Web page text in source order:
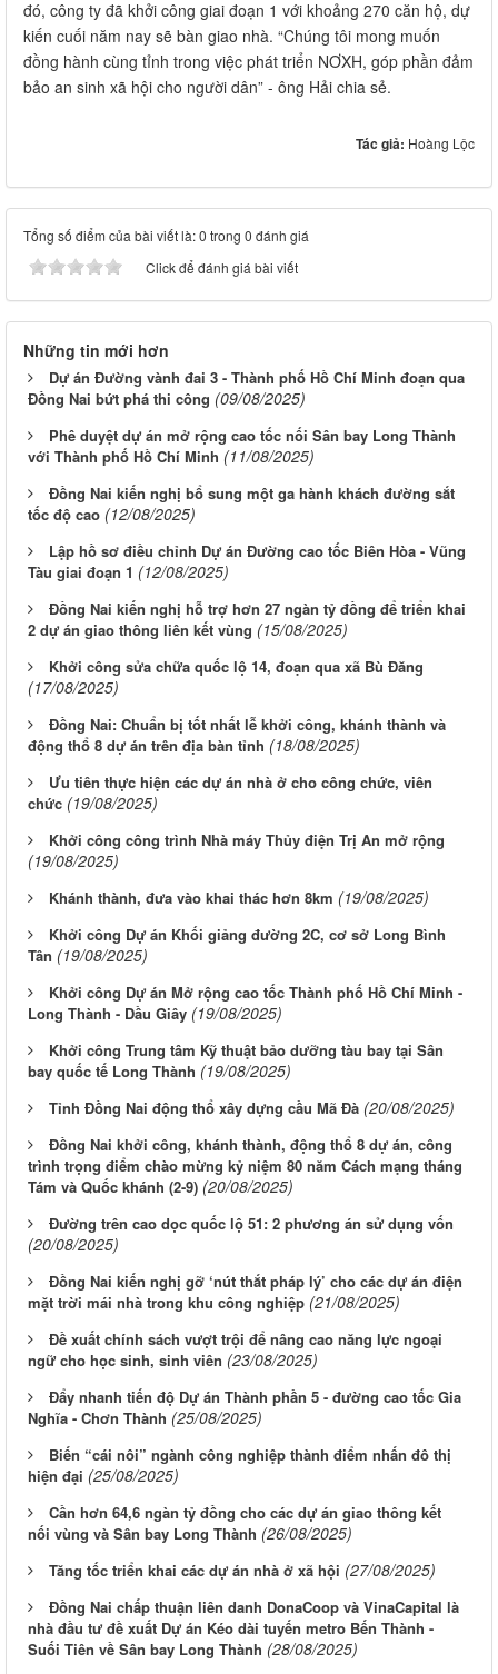
đó, công ty đã khởi công giai đoạn 1 với khoảng 270 căn hộ, dự
kiến cuối năm nay sẽ bàn giao nhà. “Chúng tôi mong muốn
đồng hành cùng tỉnh trong việc phát triển NƠXH, góp phần đảm
bảo an sinh xã hội cho người dân” - ông Hải chia sẻ.
Tác giả: Hoàng Lộc
Tổng số điểm của bài viết là: 0 trong 0 đánh giá
Click để đánh giá bài viết
Những tin mới hơn
Dự án Đường vành đai 3 - Thành phố Hồ Chí Minh đoạn qua
Đồng Nai bứt phá thi công (09/08/2025)
Phê duyệt dự án mở rộng cao tốc nối Sân bay Long Thành
với Thành phố Hồ Chí Minh (11/08/2025)
Đồng Nai kiến nghị bổ sung một ga hành khách đường sắt
tốc độ cao (12/08/2025)
Lập hồ sơ điều chỉnh Dự án Đường cao tốc Biên Hòa - Vũng
Tàu giai đoạn 1 (12/08/2025)
Đồng Nai kiến nghị hỗ trợ hơn 27 ngàn tỷ đồng để triển khai
2 dự án giao thông liên kết vùng (15/08/2025)
Khởi công sửa chữa quốc lộ 14, đoạn qua xã Bù Đăng
(17/08/2025)
Đồng Nai: Chuẩn bị tốt nhất lễ khởi công, khánh thành và
động thổ 8 dự án trên địa bàn tỉnh (18/08/2025)
Ưu tiên thực hiện các dự án nhà ở cho công chức, viên
chức (19/08/2025)
Khởi công công trình Nhà máy Thủy điện Trị An mở rộng
(19/08/2025)
Khánh thành, đưa vào khai thác hơn 8km (19/08/2025)
Khởi công Dự án Khối giảng đường 2C, cơ sở Long Bình
Tân (19/08/2025)
Khởi công Dự án Mở rộng cao tốc Thành phố Hồ Chí Minh -
Long Thành - Dầu Giây (19/08/2025)
Khởi công Trung tâm Kỹ thuật bảo dưỡng tàu bay tại Sân
bay quốc tế Long Thành (19/08/2025)
Tỉnh Đồng Nai động thổ xây dựng cầu Mã Đà (20/08/2025)
Đồng Nai khởi công, khánh thành, động thổ 8 dự án, công
trình trọng điểm chào mừng kỷ niệm 80 năm Cách mạng tháng
Tám và Quốc khánh (2-9) (20/08/2025)
Đường trên cao dọc quốc lộ 51: 2 phương án sử dụng vốn
(20/08/2025)
Đồng Nai kiến nghị gỡ ‘nút thắt pháp lý’ cho các dự án điện
mặt trời mái nhà trong khu công nghiệp (21/08/2025)
Đề xuất chính sách vượt trội để nâng cao năng lực ngoại
ngữ cho học sinh, sinh viên (23/08/2025)
Đẩy nhanh tiến độ Dự án Thành phần 5 - đường cao tốc Gia
Nghĩa - Chơn Thành (25/08/2025)
Biến “cái nôi” ngành công nghiệp thành điểm nhấn đô thị
hiện đại (25/08/2025)
Cần hơn 64,6 ngàn tỷ đồng cho các dự án giao thông kết
nối vùng và Sân bay Long Thành (26/08/2025)
Tăng tốc triển khai các dự án nhà ở xã hội (27/08/2025)
Đồng Nai chấp thuận liên danh DonaCoop và VinaCapital là
nhà đầu tư đề xuất Dự án Kéo dài tuyến metro Bến Thành -
Suối Tiên về Sân bay Long Thành (28/08/2025)